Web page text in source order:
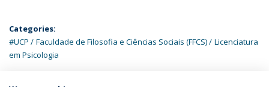
Categories:
#UCP
Faculdade de Filosofia e Ciências Sociais (FFCS)
Licenciatura
em Psicologia